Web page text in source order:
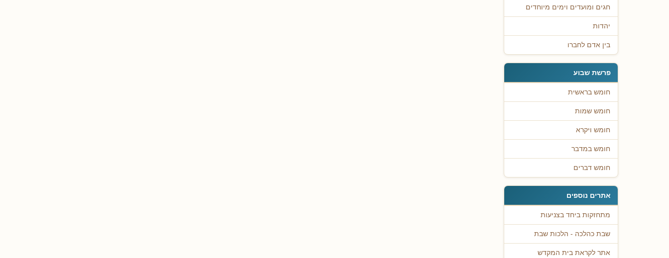
חגים ומועדים וימים מיוחדים
יהדות
בין אדם לחברו
פרשת שבוע
חומש בראשית
חומש שמות
חומש ויקרא
חומש במדבר
חומש דברים
אתרים נוספים
מתחזקות ביחד בצניעות
שבת כהלכה - הלכות שבת
אתר לקראת בית המקדש